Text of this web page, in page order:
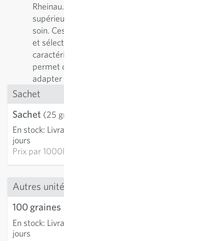
Rheinau. Pour assurer une variété de qualité
supérieure, il est essentiel de l’entretenir avec
soin. Ces variétés sont régulièrement reproduites
et sélectionnées en fonction de leurs
caractéristiques positives. Cette démarche
permet de les améliorer continuellement et de les
adapter aux conditions de culture.
Sachet
Sachet (25 graines)
En stock: Livraison 3-5
jours
Prix par1000k: 143,38 €
Autres unités
100 graines
En stock: Livraison 3-5
jours